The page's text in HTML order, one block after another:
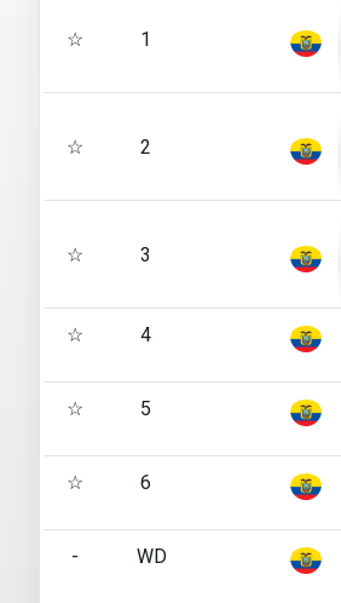
☆ 1
☆ 2
☆ 3
☆ 4
☆ 5
☆ 6
- WD